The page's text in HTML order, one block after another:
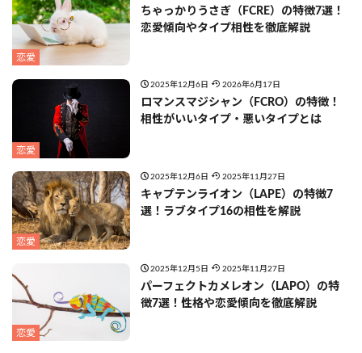
恋愛
ちゃっかりうさぎ（FCRE）の特徴7選！
恋愛傾向やタイプ相性を徹底解説
恋愛
2025年12月6日 2026年6月17日
ロマンスマジシャン（FCRO）の特徴！
相性がいいタイプ・悪いタイプとは
恋愛
2025年12月6日 2025年11月27日
キャプテンライオン（LAPE）の特徴7
選！ラブタイプ16の相性を解説
恋愛
2025年12月5日 2025年11月27日
パーフェクトカメレオン（LAPO）の特
徴7選！性格や恋愛傾向を徹底解説